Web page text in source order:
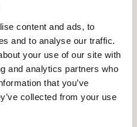
content and ads, to
and to analyse our traffic.
your use of our site with
and analytics partners who
that you’ve
collected from your use
euros